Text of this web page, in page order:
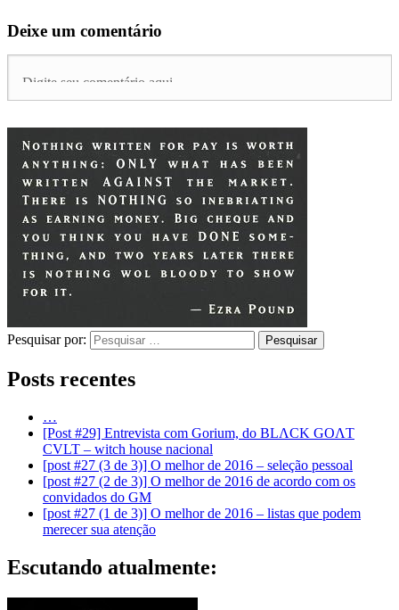
Deixe um comentário
Pesquisar por:
Posts recentes
…
[Post #29] Entrevista com Gorium, do BLΛCK GOΛT
CVLT – witch house nacional
[post #27 (3 de 3)] O melhor de 2016 – seleção pessoal
[post #27 (2 de 3)] O melhor de 2016 de acordo com os
convidados do GM
[post #27 (1 de 3)] O melhor de 2016 – listas que podem
merecer sua atenção
Escutando atualmente: